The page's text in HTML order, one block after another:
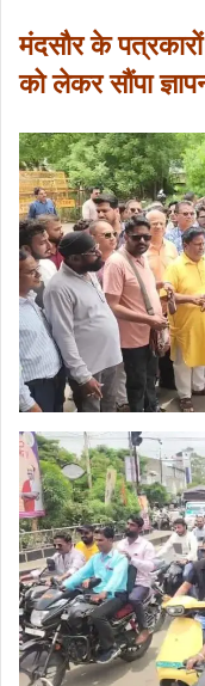
मंदसौर के
को लेकर सौंपा